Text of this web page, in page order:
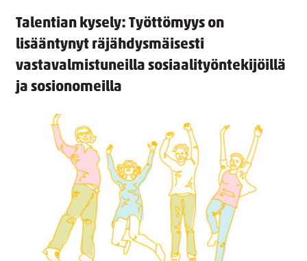
Talentian kysely: Työttömyys on
lisääntynyt räjähdysmäisesti
vastavalmistuneilla sosiaalityöntekijöillä
ja sosionomeilla